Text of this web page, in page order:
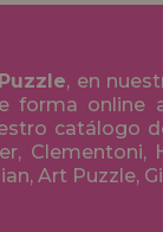
, en
forma online
catálogo
Art Puzzle,